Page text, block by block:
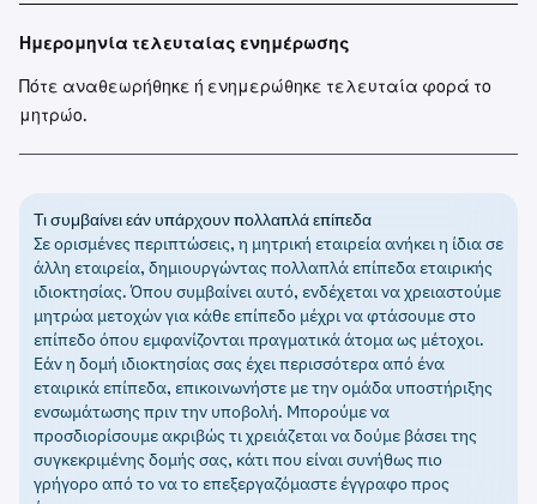
Ημερομηνία τελευταίας ενημέρωσης
Πότε αναθεωρήθηκε ή ενημερώθηκε τελευταία φορά το
μητρώο.
Τι συμβαίνει εάν υπάρχουν πολλαπλά επίπεδα
Σε ορισμένες περιπτώσεις, η μητρική εταιρεία ανήκει η ίδια σε
άλλη εταιρεία, δημιουργώντας πολλαπλά επίπεδα εταιρικής
ιδιοκτησίας. Όπου συμβαίνει αυτό, ενδέχεται να χρειαστούμε
μητρώα μετοχών για κάθε επίπεδο μέχρι να φτάσουμε στο
επίπεδο όπου εμφανίζονται πραγματικά άτομα ως μέτοχοι.
Εάν η δομή ιδιοκτησίας σας έχει περισσότερα από ένα
εταιρικά επίπεδα, επικοινωνήστε με την ομάδα υποστήριξης
ενσωμάτωσης πριν την υποβολή. Μπορούμε να
προσδιορίσουμε ακριβώς τι χρειάζεται να δούμε βάσει της
συγκεκριμένης δομής σας, κάτι που είναι συνήθως πιο
γρήγορο από το να το επεξεργαζόμαστε έγγραφο προς